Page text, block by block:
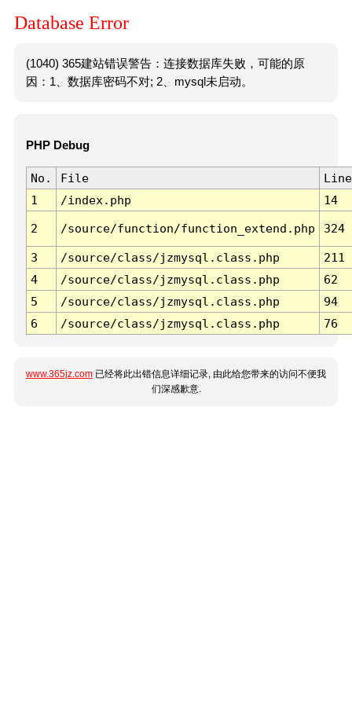
Database Error
(1040) 365建站错误警告：连接数据库失败，可能的原
因：1、数据库密码不对; 2、mysql未启动。
PHP Debug
No. File
Line
1
/index.php 14
2 /source/function/function_extend.php 324
3 /source/class/jzmysql.class.php
211
4
/source/class/jzmysql.class.php
62
5
/source/class/jzmysql.class.php
94
6
/source/class/jzmysql.class.php 76
www.365jz.com 已经将此出错信息详细记录, 由此给您带来的访问不便我
们深感歉意.